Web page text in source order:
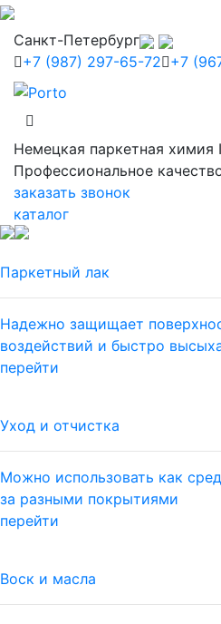
Санкт-Петербург
+7 (987) 297-65-72 +7
Немецкая паркетная химия
Профессиональное
заказать звонок
каталог
Паркетный лак
Надежно защищает
воздействий и быстро
перейти
Уход и отчистка
Можно использовать как
за разными покрытиями
перейти
Воск и масла